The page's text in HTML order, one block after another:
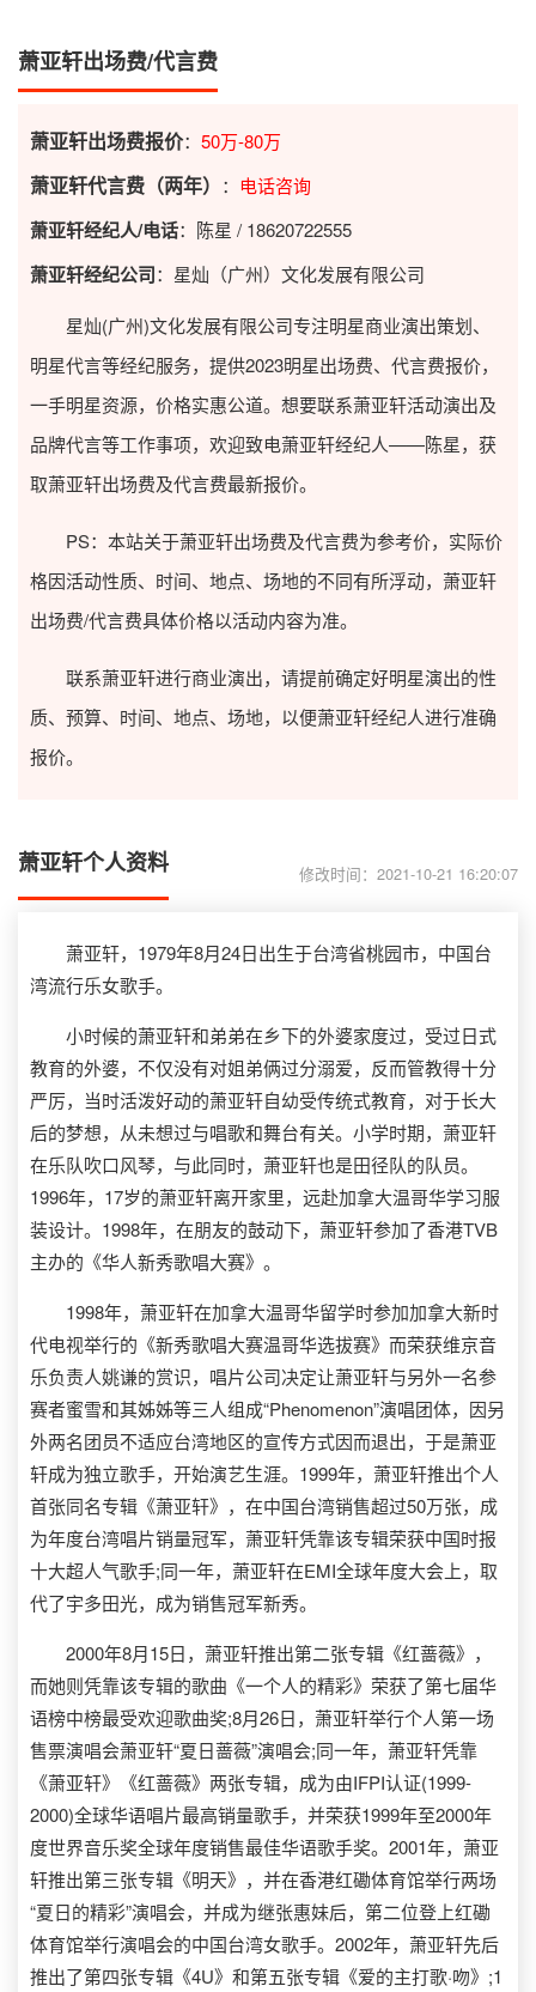
萧亚轩出场费/代言费
萧亚轩出场费报价： 50万-80万
萧亚轩代言费（两年） ： 电话咨询
萧亚轩经纪人/电话：陈星 / 18620722555
萧亚轩经纪公司：星灿（广州）文化发展有限公司
星灿(广州)文化发展有限公司专注明星商业演出策划、
明星代言等经纪服务，提供2023明星出场费、代言费报价，
一手明星资源，价格实惠公道。想要联系萧亚轩活动演出及
品牌代言等工作事项，欢迎致电萧亚轩经纪人——陈星，获
取萧亚轩出场费及代言费最新报价。
PS：本站关于萧亚轩出场费及代言费为参考价，实际价
格因活动性质、时间、地点、场地的不同有所浮动，萧亚轩
出场费/代言费具体价格以活动内容为准。
联系萧亚轩进行商业演出，请提前确定好明星演出的性
质、预算、时间、地点、场地，以便萧亚轩经纪人进行准确
报价。
萧亚轩个人资料 修改时间：2021-10-21 16:20:07
萧亚轩，1979年8月24日出生于台湾省桃园市，中国台
湾流行乐女歌手。
小时候的萧亚轩和弟弟在乡下的外婆家度过，受过日式
教育的外婆，不仅没有对姐弟俩过分溺爱，反而管教得十分
严厉，当时活泼好动的萧亚轩自幼受传统式教育，对于长大
后的梦想，从未想过与唱歌和舞台有关。小学时期，萧亚轩
在乐队吹口风琴，与此同时，萧亚轩也是田径队的队员。
1996年，17岁的萧亚轩离开家里，远赴加拿大温哥华学习服
装设计。1998年，在朋友的鼓动下，萧亚轩参加了香港TVB
主办的《华人新秀歌唱大赛》。
1998年，萧亚轩在加拿大温哥华留学时参加加拿大新时
代电视举行的《新秀歌唱大赛温哥华选拔赛》而荣获维京音
乐负责人姚谦的赏识，唱片公司决定让萧亚轩与另外一名参
赛者蜜雪和其姊姊等三人组成“Phenomenon”演唱团体，因另
外两名团员不适应台湾地区的宣传方式因而退出，于是萧亚
轩成为独立歌手，开始演艺生涯。1999年，萧亚轩推出个人
首张同名专辑《萧亚轩》，在中国台湾销售超过50万张，成
为年度台湾唱片销量冠军，萧亚轩凭靠该专辑荣获中国时报
十大超人气歌手;同一年，萧亚轩在EMI全球年度大会上，取
代了宇多田光，成为销售冠军新秀。
2000年8月15日，萧亚轩推出第二张专辑《红蔷薇》，
而她则凭靠该专辑的歌曲《一个人的精彩》荣获了第七届华
语榜中榜最受欢迎歌曲奖;8月26日，萧亚轩举行个人第一场
售票演唱会萧亚轩“夏日蔷薇”演唱会;同一年，萧亚轩凭靠
《萧亚轩》《红蔷薇》两张专辑，成为由IFPI认证(1999-
2000)全球华语唱片最高销量歌手，并荣获1999年至2000年
度世界音乐奖全球年度销售最佳华语歌手奖。2001年，萧亚
轩推出第三张专辑《明天》，并在香港红磡体育馆举行两场
“夏日的精彩”演唱会，并成为继张惠妹后，第二位登上红磡
体育馆举行演唱会的中国台湾女歌手。2002年，萧亚轩先后
推出了第四张专辑《4U》和第五张专辑《爱的主打歌·吻》;1